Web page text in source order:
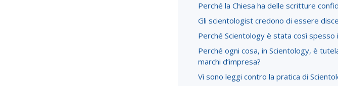
Perché la Chiesa ha delle scritture
Gli scientologist credono di essere
Perché Scientology è stata così spesso
Perché ogni cosa, in Scientology, è
marchi d’impresa?
Vi sono leggi contro la pratica di